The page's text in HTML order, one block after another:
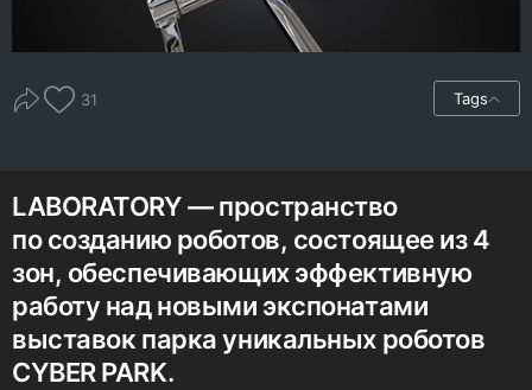
31 Tags
LABORATORY — пространство
по созданию роботов, состоящее из 4
зон, обеспечивающих эффективную
работу над новыми экспонатами
выставок парка уникальных роботов
CYBER PARK.